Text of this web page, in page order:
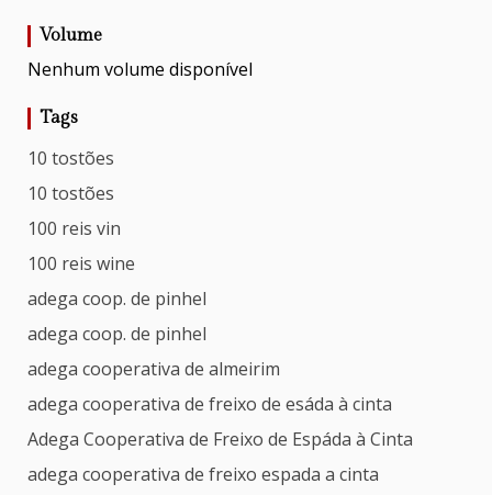
Volume
Nenhum volume disponível
Tags
10 tostões
10 tostões
100 reis vin
100 reis wine
adega coop. de pinhel
adega coop. de pinhel
adega cooperativa de almeirim
adega cooperativa de freixo de esáda à cinta
Adega Cooperativa de Freixo de Espáda à Cinta
adega cooperativa de freixo espada a cinta